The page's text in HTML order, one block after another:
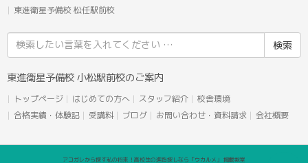
東進衛星予備校 松任駅前校
索
結
東進衛星予備校 小松駅前校のご案内
トップページ はじめての方へ スタッフ紹介
校舎環境
合格実績・体験記
受講料 ブログ お問い合わせ・資料請求 会社概要
アコガレから探す私の将来！高校生の進路探しなら「ウカルメ」 掲載教室